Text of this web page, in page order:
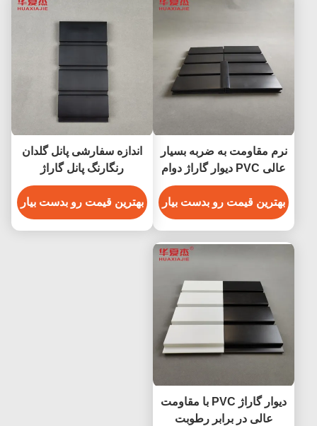
نرم مقاومت به ضربه بسیار
عالی PVC دیوار گاراژ دوام
PVC Balck Slatwall
بهترین قیمت رو بدست بیار
اندازه سفارشی پانل گلدان
رنگارنگ پانل گاراژ
دکوراسیون دیوار داخلی
بهترین قیمت رو بدست بیار
دیوار گاراژ PVC با مقاومت
عالی در برابر رطوبت